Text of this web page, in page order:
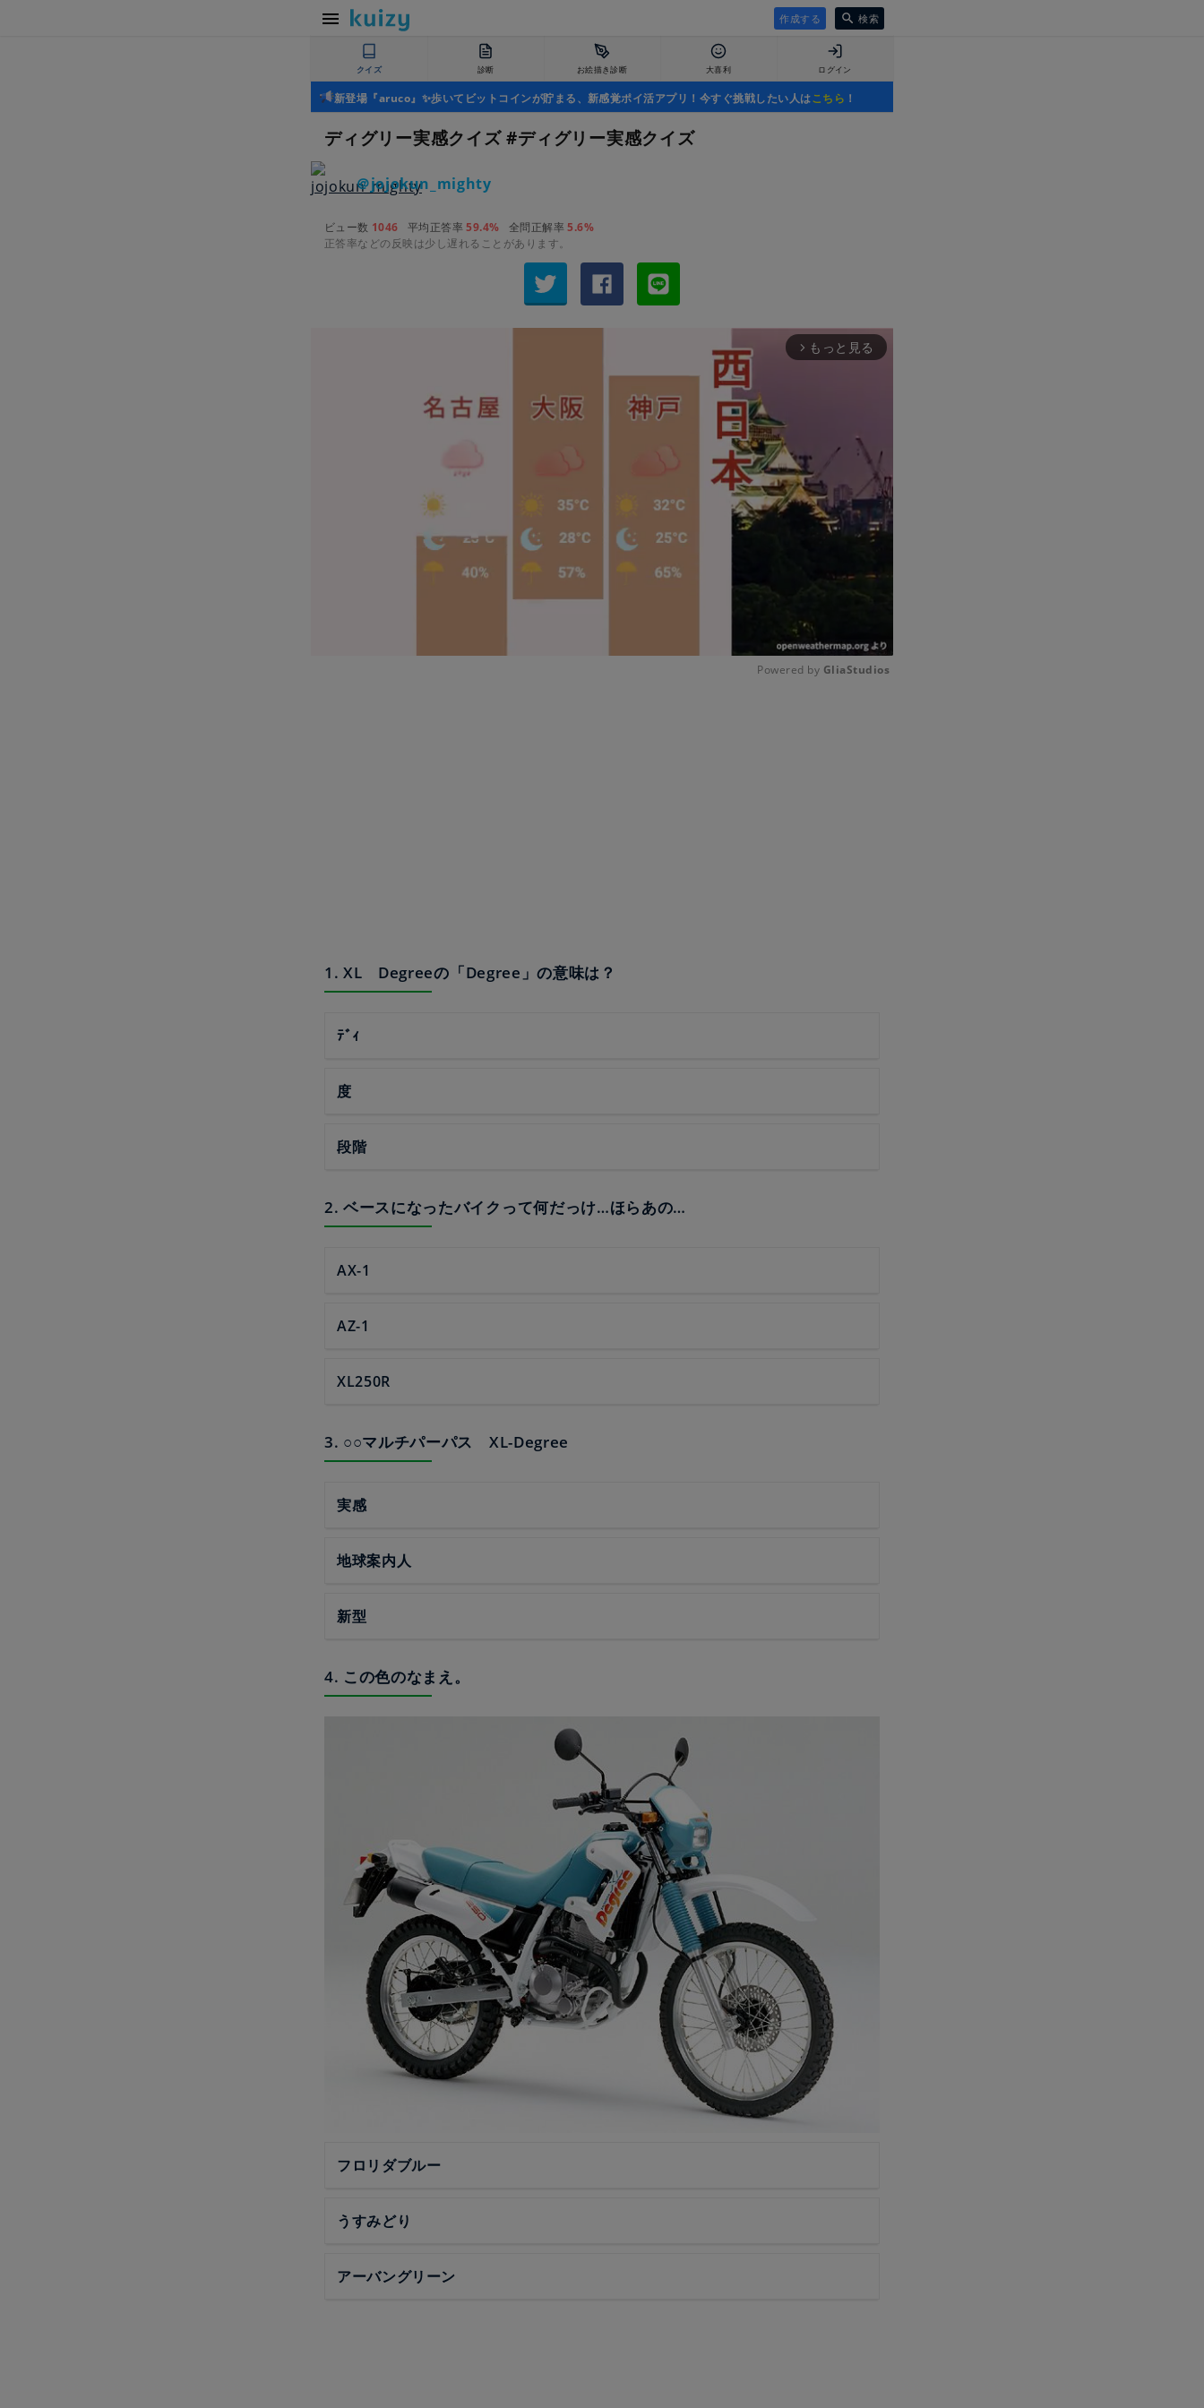
作成する 検索
クイズ 診断 お絵描き診断 大喜利 ログイン
新登場『aruco』✨歩いてビットコインが貯まる、新感覚ポイ活アプリ！今すぐ挑戦したい人はこちら ！
ディグリー実感クイズ #ディグリー実感クイズ
＠jojokun_mighty
ビュー数 1046 平均正答率59.4% 全問正解率5.6%
正答率などの反映は少し遅れることがあります。
arrow_forward_ios もっと見る
Powered by GliaStudios
1. XL Degreeの「Degree」の意味は？
ﾃﾞｨ
度
段階
2. ベースになったバイクって何だっけ…ほらあの…
AX-1
AZ-1
XL250R
3. ○○マルチパーパス XL-Degree
実感
地球案内人
新型
4. この色のなまえ。
フロリダブルー
うすみどり
アーバングリーン